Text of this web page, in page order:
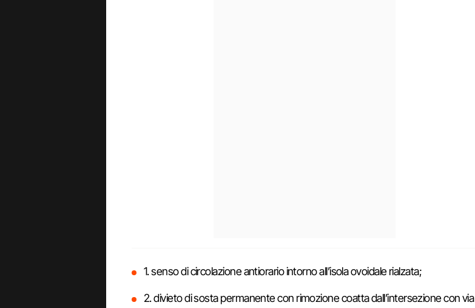
1. senso di circolazione antiorario intorno all’isola ovoidale rialzata;
2. divieto di sosta permanente con rimozione coatta dall’intersezione con via